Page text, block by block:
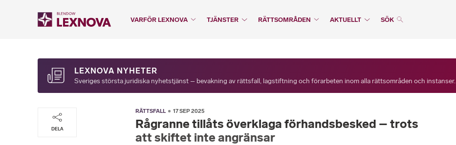
VARFÖR LEXNOVA TJÄNSTER RÄTTSOMRÅDEN AKTUELLT SÖK
LEXNOVA NYHETER
Sveriges största juridiska nyhetstjänst – bevakning av rättsfall, lagstiftning och förarbeten inom alla rättsområden och instanser.
DELA
RÄTTSFALL 17 SEP 2025
Rågranne tillåts överklaga förhandsbesked – trots
att skiftet inte angränsar